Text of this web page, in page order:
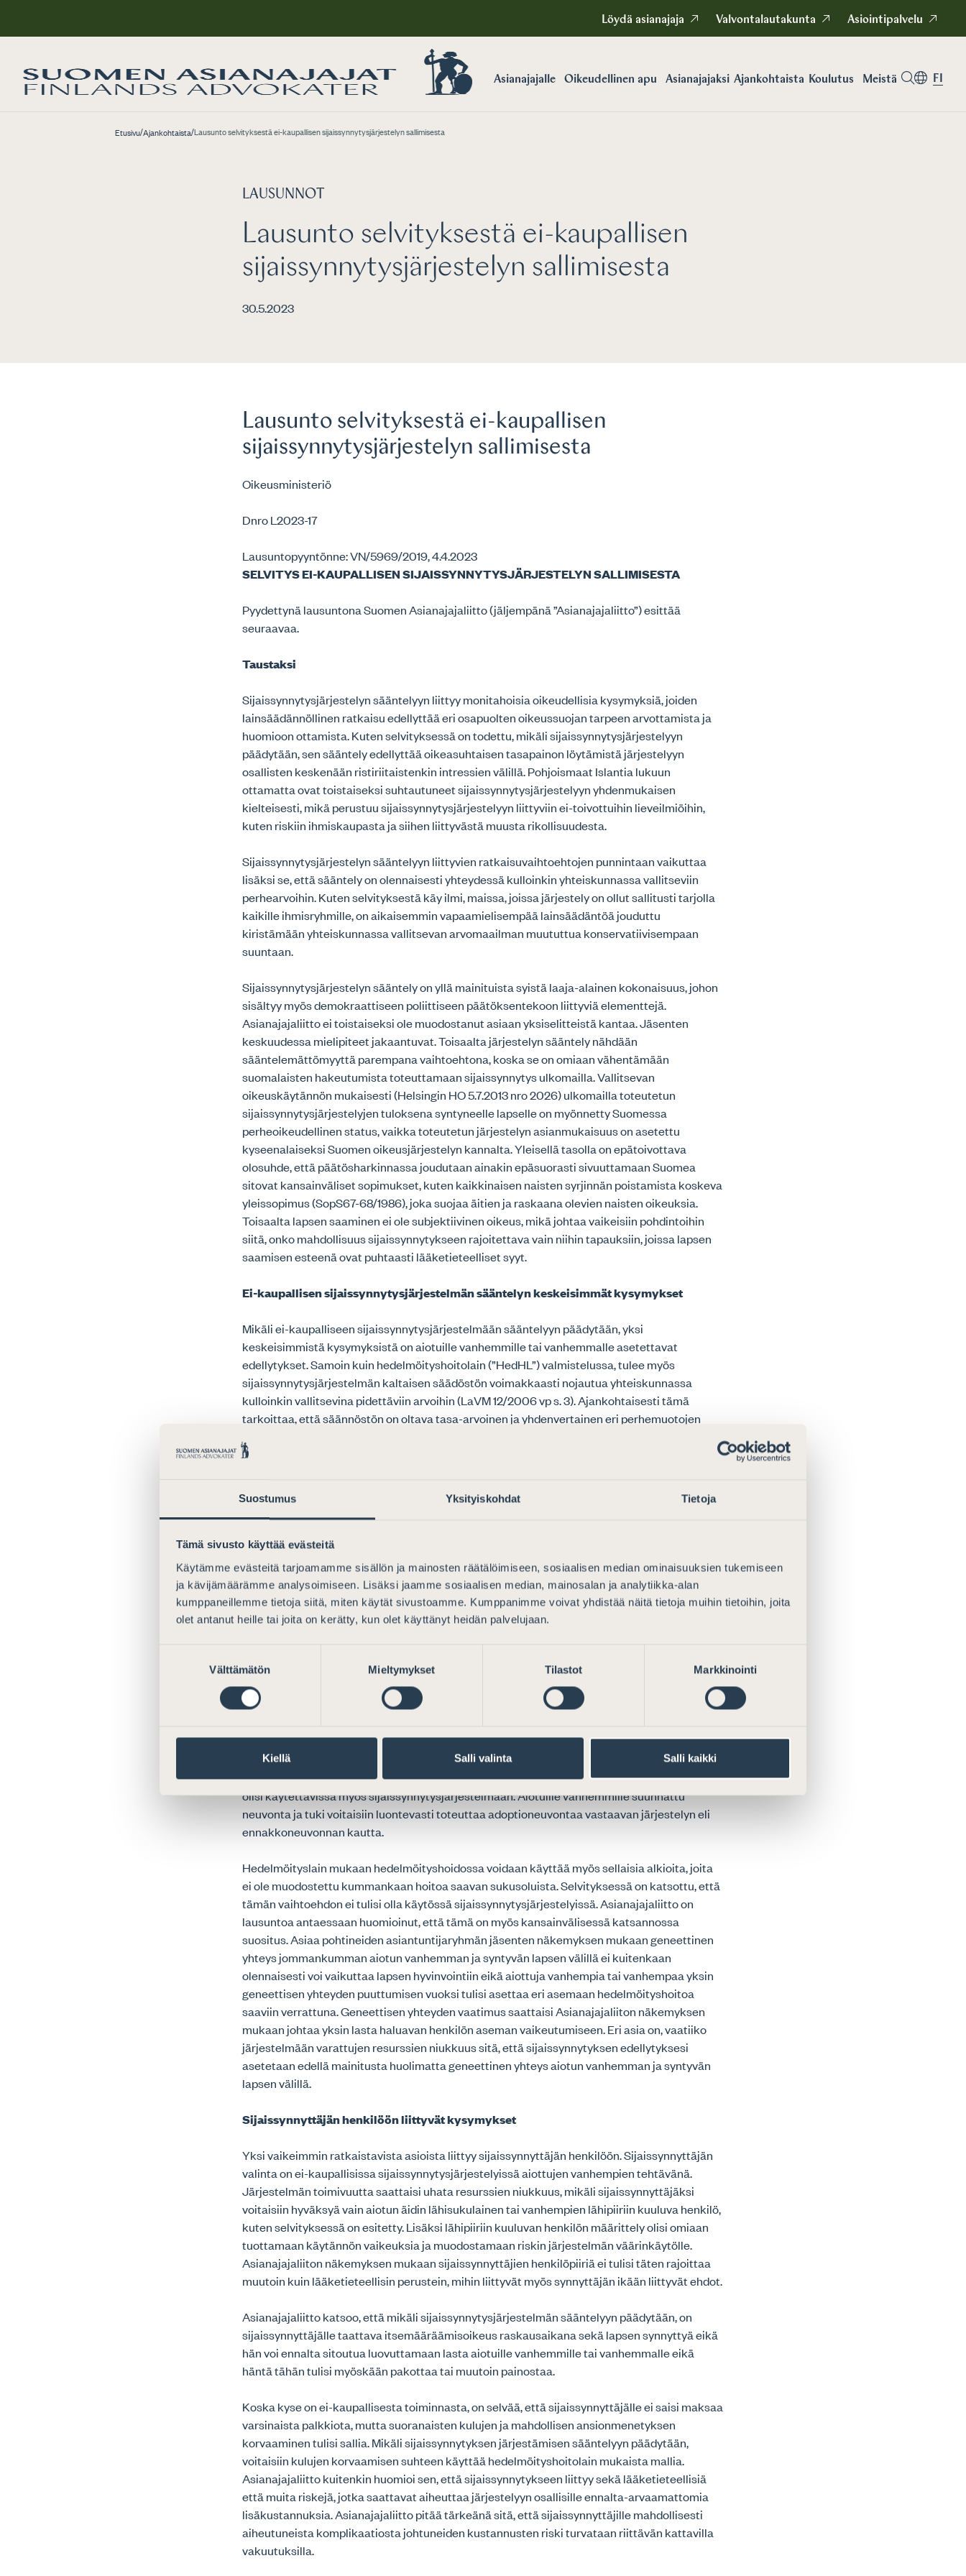
Suostumus Yksityiskohdat Tietoja
Tämä sivusto käyttää evästeitä
Käytämme evästeitä tarjoamamme sisällön ja mainosten räätälöimiseen, sosiaalisen median ominaisuuksien tukemiseen
ja kävijämäärämme analysoimiseen. Lisäksi jaamme sosiaalisen median, mainosalan ja analytiikka-alan
kumppaneillemme tietoja siitä, miten käytät sivustoamme. Kumppanimme voivat yhdistää näitä tietoja muihin tietoihin, joita
olet antanut heille tai joita on kerätty, kun olet käyttänyt heidän palvelujaan.
Välttämätön Mieltymykset Tilastot Markkinointi
Kiellä Salli valinta Salli kaikki
Löydä asianajaja Valvontalautakunta Asiointipalvelu
Asianajajalle Oikeudellinen apu Asianajajaksi Ajankohtaista Koulutus Meistä FI
Etusivu/Ajankohtaista/Lausunto selvityksestä ei-kaupallisen sijaissynnytysjärjestelyn sallimisesta
LAUSUNNOT
Lausunto selvityksestä ei-kaupallisen
sijaissynnytysjärjestelyn sallimisesta
30.5.2023
Lausunto selvityksestä ei-kaupallisen
sijaissynnytysjärjestelyn sallimisesta
Oikeusministeriö
Dnro L2023-17
Lausuntopyyntönne: VN/5969/2019, 4.4.2023
SELVITYS EI-KAUPALLISEN SIJAISSYNNYTYSJÄRJESTELYN SALLIMISESTA
Pyydettynä lausuntona Suomen Asianajajaliitto (jäljempänä ”Asianajajaliitto”) esittää
seuraavaa.
Taustaksi
Sijaissynnytysjärjestelyn sääntelyyn liittyy monitahoisia oikeudellisia kysymyksiä, joiden
lainsäädännöllinen ratkaisu edellyttää eri osapuolten oikeussuojan tarpeen arvottamista ja
huomioon ottamista. Kuten selvityksessä on todettu, mikäli sijaissynnytysjärjestelyyn
päädytään, sen sääntely edellyttää oikeasuhtaisen tasapainon löytämistä järjestelyyn
osallisten keskenään ristiriitaistenkin intressien välillä. Pohjoismaat Islantia lukuun
ottamatta ovat toistaiseksi suhtautuneet sijaissynnytysjärjestelyyn yhdenmukaisen
kielteisesti, mikä perustuu sijaissynnytysjärjestelyyn liittyviin ei-toivottuihin lieveilmiöihin,
kuten riskiin ihmiskaupasta ja siihen liittyvästä muusta rikollisuudesta.
Sijaissynnytysjärjestelyn sääntelyyn liittyvien ratkaisuvaihtoehtojen punnintaan vaikuttaa
lisäksi se, että sääntely on olennaisesti yhteydessä kulloinkin yhteiskunnassa vallitseviin
perhearvoihin. Kuten selvityksestä käy ilmi, maissa, joissa järjestely on ollut sallitusti tarjolla
kaikille ihmisryhmille, on aikaisemmin vapaamielisempää lainsäädäntöä jouduttu
kiristämään yhteiskunnassa vallitsevan arvomaailman muututtua konservatiivisempaan
suuntaan.
Sijaissynnytysjärjestelyn sääntely on yllä mainituista syistä laaja-alainen kokonaisuus, johon
sisältyy myös demokraattiseen poliittiseen päätöksentekoon liittyviä elementtejä.
Asianajajaliitto ei toistaiseksi ole muodostanut asiaan yksiselitteistä kantaa. Jäsenten
keskuudessa mielipiteet jakaantuvat. Toisaalta järjestelyn sääntely nähdään
sääntelemättömyyttä parempana vaihtoehtona, koska se on omiaan vähentämään
suomalaisten hakeutumista toteuttamaan sijaissynnytys ulkomailla. Vallitsevan
oikeuskäytännön mukaisesti (Helsingin HO 5.7.2013 nro 2026) ulkomailla toteutetun
sijaissynnytysjärjestelyjen tuloksena syntyneelle lapselle on myönnetty Suomessa
perheoikeudellinen status, vaikka toteutetun järjestelyn asianmukaisuus on asetettu
kyseenalaiseksi Suomen oikeusjärjestelyn kannalta. Yleisellä tasolla on epätoivottava
olosuhde, että päätösharkinnassa joudutaan ainakin epäsuorasti sivuuttamaan Suomea
sitovat kansainväliset sopimukset, kuten kaikkinaisen naisten syrjinnän poistamista koskeva
yleissopimus (SopS67-68/1986), joka suojaa äitien ja raskaana olevien naisten oikeuksia.
Toisaalta lapsen saaminen ei ole subjektiivinen oikeus, mikä johtaa vaikeisiin pohdintoihin
siitä, onko mahdollisuus sijaissynnytykseen rajoitettava vain niihin tapauksiin, joissa lapsen
saamisen esteenä ovat puhtaasti lääketieteelliset syyt.
Ei-kaupallisen sijaissynnytysjärjestelmän sääntelyn keskeisimmät kysymykset
Mikäli ei-kaupalliseen sijaissynnytysjärjestelmään sääntelyyn päädytään, yksi
keskeisimmistä kysymyksistä on aiotuille vanhemmille tai vanhemmalle asetettavat
edellytykset. Samoin kuin hedelmöityshoitolain (”HedHL”) valmistelussa, tulee myös
sijaissynnytysjärjestelmän kaltaisen säädöstön voimakkaasti nojautua yhteiskunnassa
kulloinkin vallitsevina pidettäviin arvoihin (LaVM 12/2006 vp s. 3). Ajankohtaisesti tämä
tarkoittaa, että säännöstön on oltava tasa-arvoinen ja yhdenvertainen eri perhemuotojen
yhteiskunnan arvokehitystä ja yhdenvertaista kohtelua kunnioittavalla tavalla on
tulisi olla mahdollista yksin lasta toivovalle, jos tämä ei voisi tulla raskaaksi tavanomaisten
§). Järjestelyyn oikeutettujen piiri kattaisi siis selvityksen mukaan myös miesparit (vrt.
HedHL 2 §). Asianajajaliitto kiinnittää huomiota siihen, että selvityksen mukaisesti
toteutuessaan järjestely jättäisi edelleen ulkopuolelle miesyksinhakijat. Lisäksi on
huomioitava, että voimassa olevassa adoptiolaissa perheen sisäinen adoptio on mahdollista
vain, mikäli hakija on avioliitossa lapsen biologisen vanhemman kanssa. Mikäli
Mikäli sijaissynnytysjärjestelmän sääntelyyn päädytään, asiantuntijaryhmän jäsenten
näkemyksen mukaan Asianajajaliitto tulisi kannattamaan ennakolliseen valvontaan
perustuvaa mallia, josta viimeisimpänä esimerkkinä selvityksessä on kuvattu Portugalissa
käyttöön otettua säätelyä. Vaikkakaan jo olemassa olevia sääntelymalleja ei selvityksessä
esitetyin perustein pelkästään voida käyttää pohjana sijaissynnytystä koskevalle sääntelylle,
tarjoaa Suomen adoptiolainsäädäntö ennakkovalvontaan ja -lupaan perustuvan mallin, joka
olisi käytettävissä myös sijaissynnytysjärjestelmään. Aiotuille vanhemmille suunnattu
neuvonta ja tuki voitaisiin luontevasti toteuttaa adoptioneuvontaa vastaavan järjestelyn eli
ennakkoneuvonnan kautta.
Hedelmöityslain mukaan hedelmöityshoidossa voidaan käyttää myös sellaisia alkioita, joita
ei ole muodostettu kummankaan hoitoa saavan sukusoluista. Selvityksessä on katsottu, että
tämän vaihtoehdon ei tulisi olla käytössä sijaissynnytysjärjestelyissä. Asianajajaliitto on
lausuntoa antaessaan huomioinut, että tämä on myös kansainvälisessä katsannossa
suositus. Asiaa pohtineiden asiantuntijaryhmän jäsenten näkemyksen mukaan geneettinen
yhteys jommankumman aiotun vanhemman ja syntyvän lapsen välillä ei kuitenkaan
olennaisesti voi vaikuttaa lapsen hyvinvointiin eikä aiottuja vanhempia tai vanhempaa yksin
geneettisen yhteyden puuttumisen vuoksi tulisi asettaa eri asemaan hedelmöityshoitoa
saaviin verrattuna. Geneettisen yhteyden vaatimus saattaisi Asianajajaliiton näkemyksen
mukaan johtaa yksin lasta haluavan henkilön aseman vaikeutumiseen. Eri asia on, vaatiiko
järjestelmään varattujen resurssien niukkuus sitä, että sijaissynnytyksen edellytyksesi
asetetaan edellä mainitusta huolimatta geneettinen yhteys aiotun vanhemman ja syntyvän
lapsen välillä.
Sijaissynnyttäjän henkilöön liittyvät kysymykset
Yksi vaikeimmin ratkaistavista asioista liittyy sijaissynnyttäjän henkilöön. Sijaissynnyttäjän
valinta on ei-kaupallisissa sijaissynnytysjärjestelyissä aiottujen vanhempien tehtävänä.
Järjestelmän toimivuutta saattaisi uhata resurssien niukkuus, mikäli sijaissynnyttäjäksi
voitaisiin hyväksyä vain aiotun äidin lähisukulainen tai vanhempien lähipiiriin kuuluva henkilö,
kuten selvityksessä on esitetty. Lisäksi lähipiiriin kuuluvan henkilön määrittely olisi omiaan
tuottamaan käytännön vaikeuksia ja muodostamaan riskin järjestelmän väärinkäytölle.
Asianajajaliiton näkemyksen mukaan sijaissynnyttäjien henkilöpiiriä ei tulisi täten rajoittaa
muutoin kuin lääketieteellisin perustein, mihin liittyvät myös synnyttäjän ikään liittyvät ehdot.
Asianajajaliitto katsoo, että mikäli sijaissynnytysjärjestelmän sääntelyyn päädytään, on
sijaissynnyttäjälle taattava itsemääräämisoikeus raskausaikana sekä lapsen synnyttyä eikä
hän voi ennalta sitoutua luovuttamaan lasta aiotuille vanhemmille tai vanhemmalle eikä
häntä tähän tulisi myöskään pakottaa tai muutoin painostaa.
Koska kyse on ei-kaupallisesta toiminnasta, on selvää, että sijaissynnyttäjälle ei saisi maksaa
varsinaista palkkiota, mutta suoranaisten kulujen ja mahdollisen ansionmenetyksen
korvaaminen tulisi sallia. Mikäli sijaissynnytyksen järjestämisen sääntelyyn päädytään,
voitaisiin kulujen korvaamisen suhteen käyttää hedelmöityshoitolain mukaista mallia.
Asianajajaliitto kuitenkin huomioi sen, että sijaissynnytykseen liittyy sekä lääketieteellisiä
että muita riskejä, jotka saattavat aiheuttaa järjestelyyn osallisille ennalta-arvaamattomia
lisäkustannuksia. Asianajajaliitto pitää tärkeänä sitä, että sijaissynnyttäjille mahdollisesti
aiheutuneista komplikaatiosta johtuneiden kustannusten riski turvataan riittävän kattavilla
vakuutuksilla.